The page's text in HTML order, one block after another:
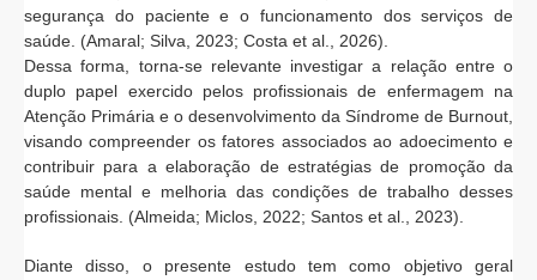
segurança do paciente e o funcionamento dos serviços de
saúde. (Amaral; Silva, 2023; Costa et al., 2026).
Dessa forma, torna-se relevante investigar a relação entre o
duplo papel exercido pelos profissionais de enfermagem na
Atenção Primária e o desenvolvimento da Síndrome de Burnout,
visando compreender os fatores associados ao adoecimento e
contribuir para a elaboração de estratégias de promoção da
saúde mental e melhoria das condições de trabalho desses
profissionais. (Almeida; Miclos, 2022; Santos et al., 2023).
Diante disso, o presente estudo tem como objetivo geral